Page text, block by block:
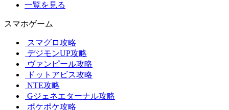
一覧を見る
スマホゲーム
スマグロ攻略
デジモンUP攻略
ヴァンピール攻略
ドットアビス攻略
NTE攻略
Gジェネエターナル攻略
ポケポケ攻略